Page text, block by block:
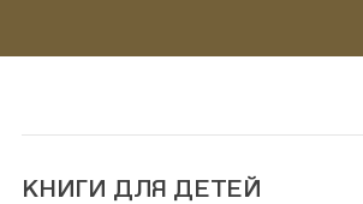
КНИГИ ДЛЯ ДЕТЕЙ